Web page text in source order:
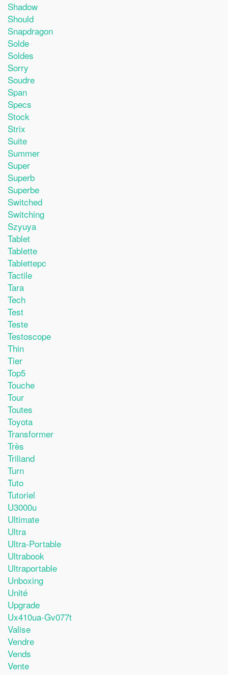
Shadow
Should
Snapdragon
Solde
Soldes
Sorry
Soudre
Span
Specs
Stock
Strix
Suite
Summer
Super
Superb
Superbe
Switched
Switching
Szyuya
Tablet
Tablette
Tablettepc
Tactile
Tara
Tech
Test
Teste
Testoscope
Thin
Tier
Top5
Touche
Tour
Toutes
Toyota
Transformer
Très
Triliand
Turn
Tuto
Tutoriel
U3000u
Ultimate
Ultra
Ultra-Portable
Ultrabook
Ultraportable
Unboxing
Unité
Upgrade
Ux410ua-Gv077t
Valise
Vendre
Vends
Vente